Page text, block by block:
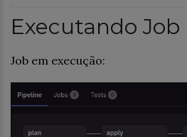
Executando Job
Job em execução: